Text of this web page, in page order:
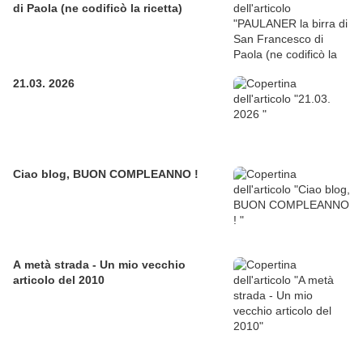
di Paola (ne codificò la ricetta)
21.03. 2026
Ciao blog, BUON COMPLEANNO !
A metà strada - Un mio vecchio
articolo del 2010